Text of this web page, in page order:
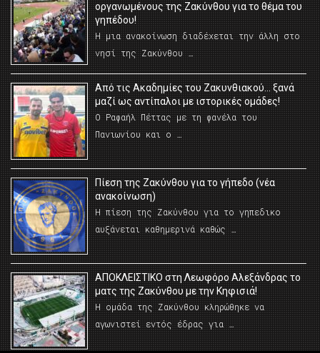
οργανωμένους της Ζακύνθου για το θέμα του
γηπέδου!
Η μια ανακοίνωση διαδέχεται την άλλη στο
νησί της Ζακύνθου …
Από τις Ακαδημίες του Ζακυνθιακού… ξανά
μαζί ως αντίπαλοι με ιστορικές ομάδες!
Ο Ραφαήλ Πέττας με τη φανέλα του
Πανιωνίου και ο …
Πίεση της Ζακύνθου για το γήπεδο (νέα
ανακοίνωση)
Η πίεση της Ζακύνθου για το γηπεδικο
αυξάνεται καθημερινά καθώς …
AΠΟΚΛΕΙΣΤΙΚΟ στη Λεωφόρο Αλεξάνδρας το
ματς της Ζακύνθου με την Κηφισιά!
Η ομάδα της Ζακύνθου κληρώθηκε να
αγωνιστεί εντός έδρας για …